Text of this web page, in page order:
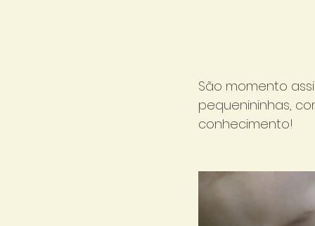
São momento
pequenininhas,
conhecimento!